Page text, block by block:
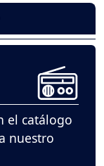
el catálogo
nuestro